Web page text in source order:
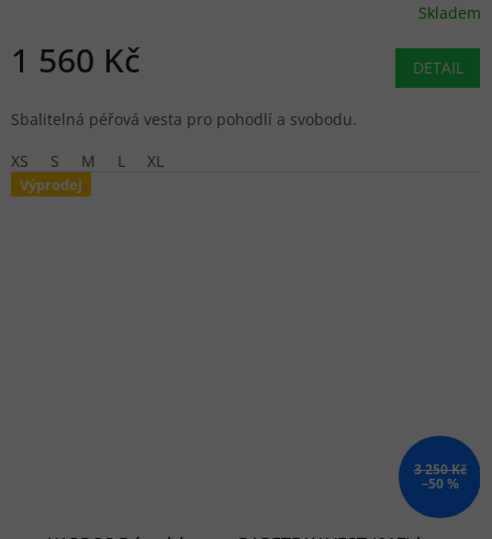
Skladem
1 560 Kč DETAIL
Sbalitelná péřová vesta pro pohodlí a svobodu.
XS
S M L XL
Výprodej
3 250 Kč
–50 %